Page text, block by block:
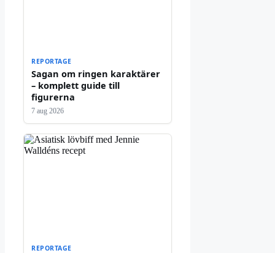
REPORTAGE
Sagan om ringen karaktärer
– komplett guide till
figurerna
7 aug 2026
REPORTAGE